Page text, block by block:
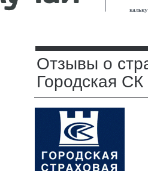
Отзывы о
Городская СК